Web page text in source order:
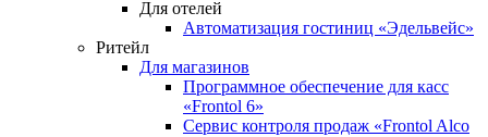
Для отелей
Автоматизация гостиниц «Эдельвейс»
Ритейл
Для магазинов
Программное обеспечение для касс
«Frontol 6»
Сервис контроля продаж «Frontol Alco